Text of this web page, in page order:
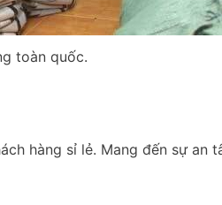
toàn quốc.
hàng sỉ lẻ. Mang đến sự an